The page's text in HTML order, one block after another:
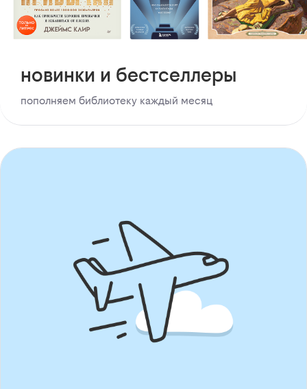
новинки и бестселлеры
пополняем библиотеку каждый месяц